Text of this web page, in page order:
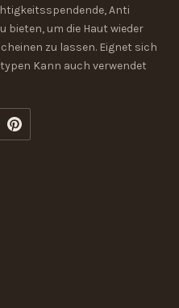
Anti
bieten, um die Haut wieder
zu lassen. Eignet sich
Kann auch verwendet